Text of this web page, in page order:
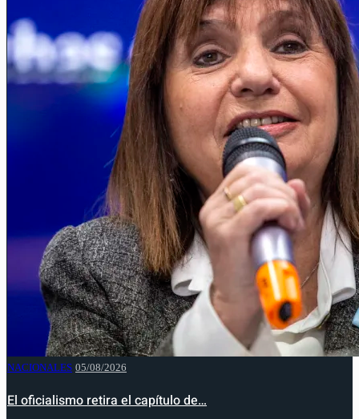
NACIONALES 05/08/2026
El oficialismo retira el capítulo de…